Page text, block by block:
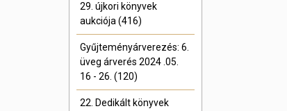
29. újkori könyvek
aukciója (416)
Gyűjteményárverezés: 6.
üveg árverés 2024 .05.
16 - 26. (120)
22. Dedikált könyvek